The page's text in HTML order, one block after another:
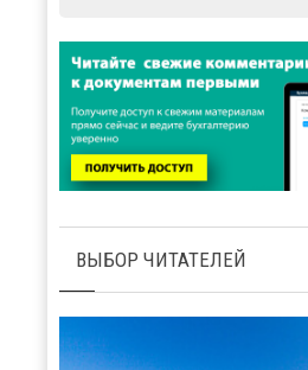
ВЫБОР ЧИТАТЕЛЕЙ